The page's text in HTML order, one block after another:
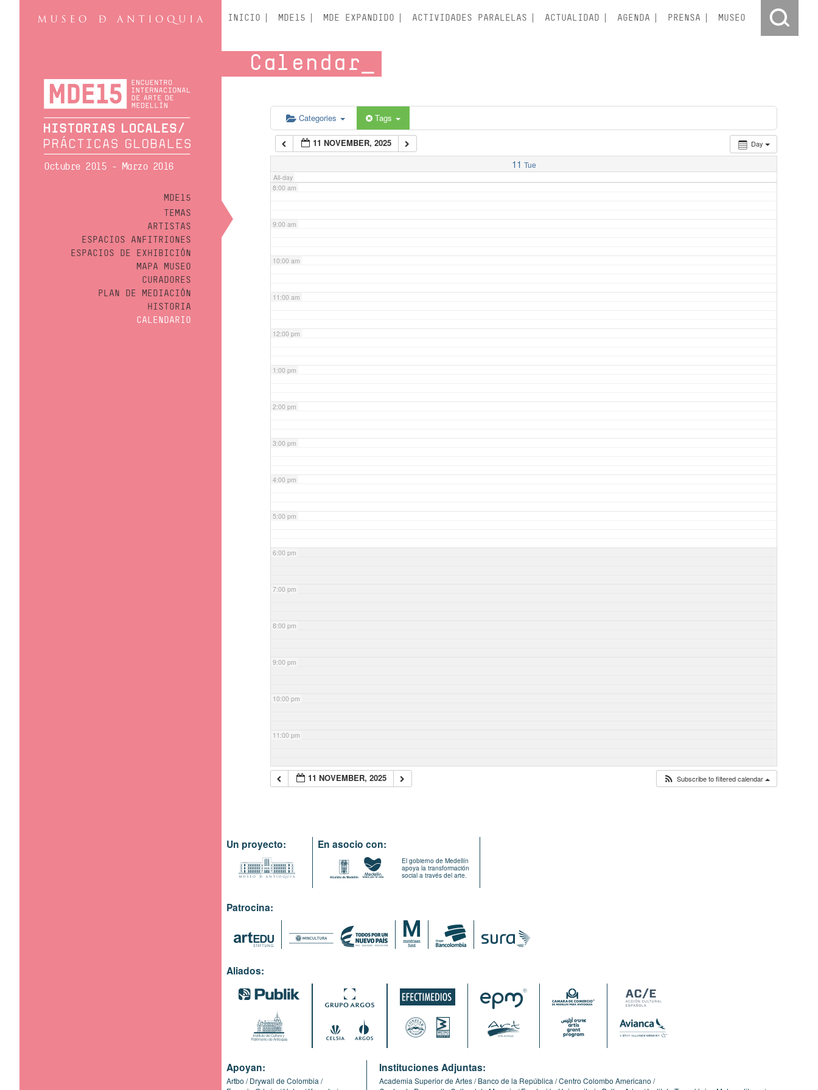
Octubre 2015 - Marzo 2016
MDE15
TEMAS
ARTISTAS
ESPACIOS ANFITRIONES
ESPACIOS DE EXHIBICIÓN
MAPA MUSEO
CURADORES
PLAN DE MEDIACIÓN
HISTORIA
CALENDARIO
INICIO MDE15 MDE EXPANDIDO ACTIVIDADES PARALELAS ACTUALIDAD AGENDA PRENSA MUSEO
Calendar
Categories Tags
Day
11 NOVEMBER, 2025
11 Tue
All-day
5:00 am
6:00 am
7:00 am
8:00 am
9:00 am
10:00 am
11:00 am
12:00 pm
1:00 pm
2:00 pm
3:00 pm
4:00 pm
5:00 pm
6:00 pm
7:00 pm
8:00 pm
9:00 pm
10:00 pm
11:00 pm
11 NOVEMBER, 2025 Subscribe to filtered calendar
Un proyecto: En asocio con:
El gobierno de Medellín
apoya la transformación
social a través del arte.
Patrocina:
Aliados:
Apoyan:
Artbo
Drywall de Colombia
Instituciones Adjuntas:
Academia Superior de Artes Banco de la República Centro Colombo Americano